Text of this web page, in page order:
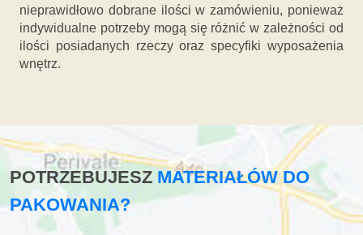
nieprawidłowo dobrane ilości w zamówieniu, ponieważ
indywidualne potrzeby mogą się różnić w zależności od
ilości posiadanych rzeczy oraz specyfiki wyposażenia
wnętrz.
POTRZEBUJESZMATERIAŁÓW DO
PAKOWANIA?